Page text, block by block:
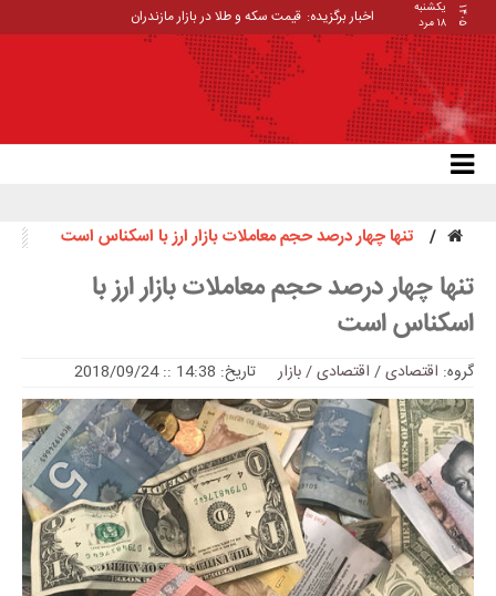
۱۴۰۵
یکشنبه
۱۸ مرد
اخبار برگزیده: قیمت سکه و طلا در بازار مازندران
تنها چهار درصد حجم معاملات بازار ارز با اسکناس است
تنها چهار درصد حجم معاملات بازار ارز با
اسکناس است
گروه: اقتصادی/ اقتصادی / بازار تاریخ: 14:38 :: 2018/09/24